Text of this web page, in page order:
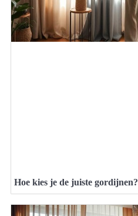
Hoe kies je de juiste gordijnen?